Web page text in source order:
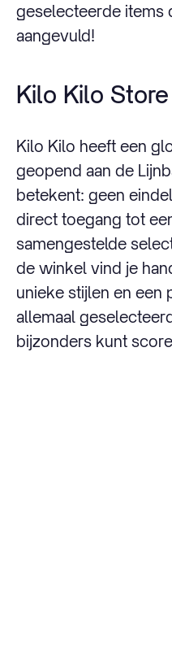
geselecteerde items
aangevuld!
Kilo Kilo Store
Kilo Kilo heeft een
geopend aan de
betekent: geen
direct toegang tot
samengestelde
de winkel vind je
unieke stijlen en een
allemaal
bijzonders kunt